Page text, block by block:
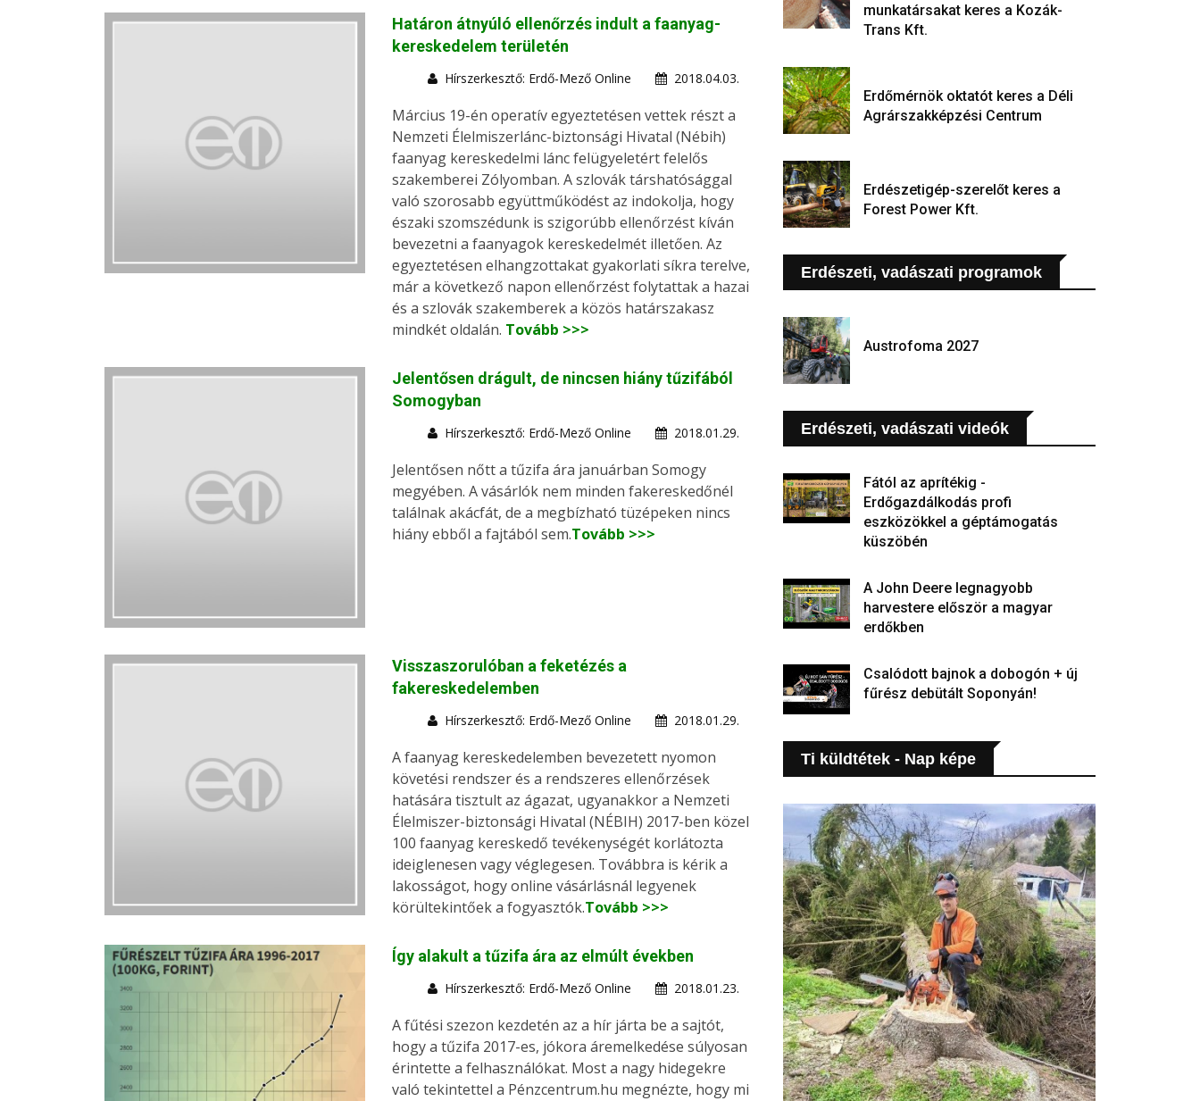
Határon átnyúló ellenőrzés indult a faanyag-
kereskedelem területén
Hírszerkesztő: Erdő-Mező Online 2018.04.03.
Március 19-én operatív egyeztetésen vettek részt a
Nemzeti Élelmiszerlánc-biztonsági Hivatal (Nébih)
faanyag kereskedelmi lánc felügyeletért felelős
szakemberei Zólyomban. A szlovák társhatósággal
való szorosabb együttműködést az indokolja, hogy
északi szomszédunk is szigorúbb ellenőrzést kíván
bevezetni a faanyagok kereskedelmét illetően. Az
egyeztetésen elhangzottakat gyakorlati síkra terelve,
már a következő napon ellenőrzést folytattak a hazai
és a szlovák szakemberek a közös határszakasz
mindkét oldalán. Tovább >>>
Jelentősen drágult, de nincsen hiány tűzifából
Somogyban
Hírszerkesztő: Erdő-Mező Online 2018.01.29.
Jelentősen nőtt a tűzifa ára januárban Somogy
megyében. A vásárlók nem minden fakereskedőnél
találnak akácfát, de a megbízható tüzépeken nincs
hiány ebből a fajtából sem.Tovább >>>
Visszaszorulóban a feketézés a
fakereskedelemben
Hírszerkesztő: Erdő-Mező Online 2018.01.29.
A faanyag kereskedelemben bevezetett nyomon
követési rendszer és a rendszeres ellenőrzések
hatására tisztult az ágazat, ugyanakkor a Nemzeti
Élelmiszer-biztonsági Hivatal (NÉBIH) 2017-ben közel
100 faanyag kereskedő tevékenységét korlátozta
ideiglenesen vagy véglegesen. Továbbra is kérik a
lakosságot, hogy online vásárlásnál legyenek
körültekintőek a fogyasztók.Tovább >>>
Így alakult a tűzifa ára az elmúlt években
Hírszerkesztő: Erdő-Mező Online 2018.01.23.
A fűtési szezon kezdetén az a hír járta be a sajtót,
hogy a tűzifa 2017-es, jókora áremelkedése súlyosan
érintette a felhasználókat. Most a nagy hidegekre
való tekintettel a Pénzcentrum.hu megnézte, hogy mi
munkatársakat keres a Kozák-
Trans Kft.
Erdőmérnök oktatót keres a Déli
Agrárszakképzési Centrum
Erdészetigép-szerelőt keres a
Forest Power Kft.
Erdészeti, vadászati programok
Austrofoma 2027
Erdészeti, vadászati videók
Fától az aprítékig -
Erdőgazdálkodás profi
eszközökkel a géptámogatás
küszöbén
A John Deere legnagyobb
harvestere először a magyar
erdőkben
Csalódott bajnok a dobogón + új
fűrész debütált Soponyán!
Ti küldtétek - Nap képe